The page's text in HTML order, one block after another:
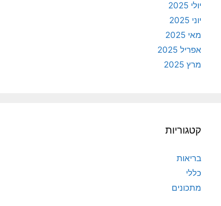
יולי 2025
יוני 2025
מאי 2025
אפריל 2025
מרץ 2025
קטגוריות
בריאות
כללי
מתכונים